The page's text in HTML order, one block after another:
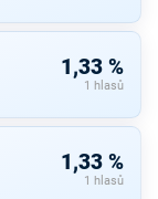
1,33 %
1 hlasů
1,33 %
1 hlasů